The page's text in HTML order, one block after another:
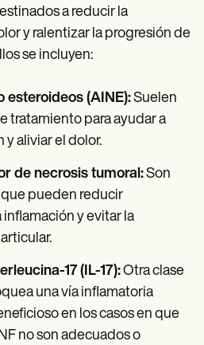
a reducir la
y ralentizar la progresión de
se incluyen:
esteroideos (AINE):Suelen
tratamiento para ayudar a
y aliviar el dolor.
de necrosis tumoral:Son
pueden reducir
y evitar la
17 (IL-17):Otra clase
una vía inflamatoria
en los casos en que
no son adecuados o